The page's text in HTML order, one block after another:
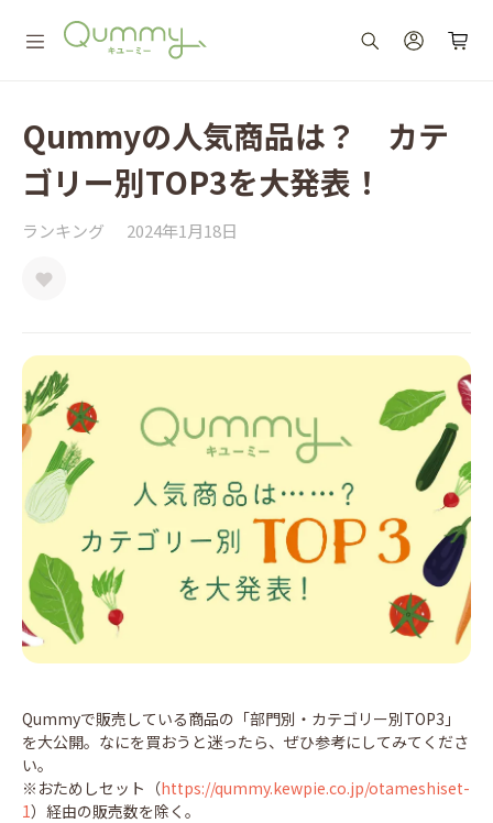
Qummyの人気商品は？ カテ
ゴリー別TOP3を大発表！
ランキング 2024年1月18日
Qummyで販売している商品の「部門別・カテゴリー別TOP3」
を大公開。なにを買おうと迷ったら、ぜひ参考にしてみてくださ
い。
※おためしセット（https://qummy.kewpie.co.jp/otameshiset-
1）経由の販売数を除く。